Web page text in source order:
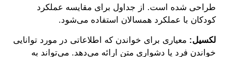
طراحی شده است. از جداول برای مقایسه عملکرد
کودکان با عملکرد همسالان استفاده می‌شود.
لکسیل: معیاری برای خواندن که اطلاعاتی در مورد توانایی
خواندن فرد یا دشواری متن ارائه می‌دهد. می‌تواند به